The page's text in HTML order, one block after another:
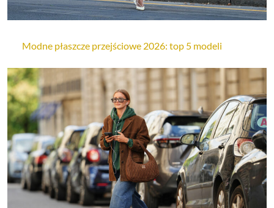
Modne płaszcze przejściowe 2026: top 5 modeli